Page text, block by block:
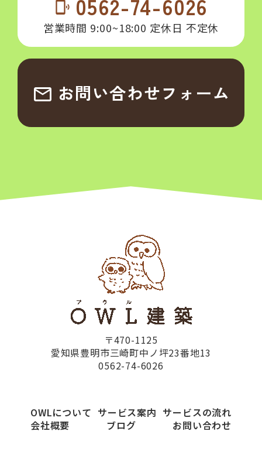
phonelink_ring
営業時間 9:00~18:00 定休日 不定休
email お問い合わせフォーム
〒470-1125
愛知県豊明市三崎町中ノ坪23番地13
0562-74-6026
OWLについて サービス案内 サービスの流れ
会社概要
ブログ お問い合わせ